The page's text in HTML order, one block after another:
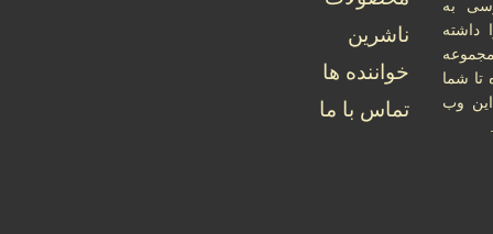
به
داشته
تا شما
وب
ناشرین
خواننده ها
تماس با ما